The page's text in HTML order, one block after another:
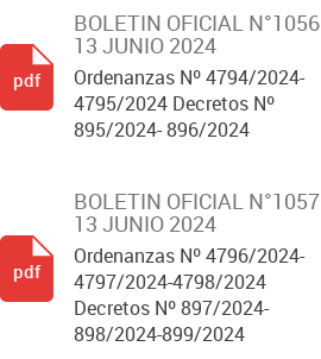
BOLETIN OFICIAL N°1056
13 JUNIO 2024
Ordenanzas Nº 4794/2024-
4795/2024 Decretos Nº
895/2024- 896/2024
pdf
BOLETIN OFICIAL N°1057
13 JUNIO 2024
Ordenanzas Nº 4796/2024-
4797/2024-4798/2024
Decretos Nº 897/2024-
898/2024-899/2024
pdf